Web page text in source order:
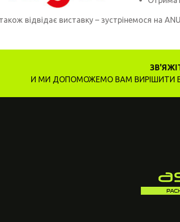
відвідає виставку – зустрінемося на
И МИ ДОПОМОЖЕМО ВАМ ВИРІШИТИ